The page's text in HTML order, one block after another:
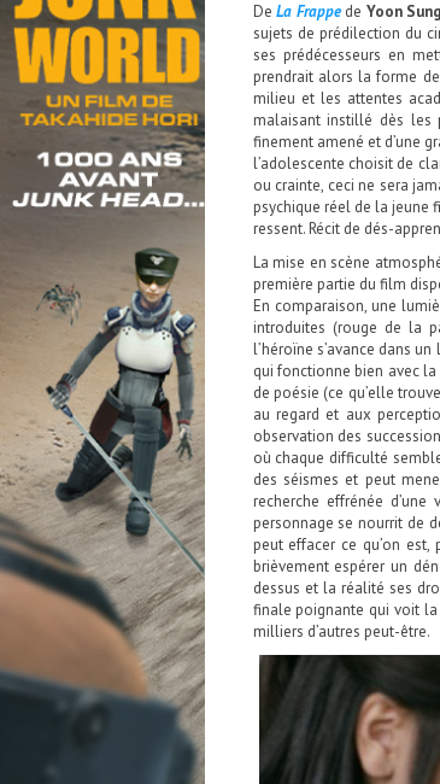
De La Frappede Yoon
sujets de prédilection du
ses prédécesseurs en
prendrait alors la forme
milieu et les attentes
malaisant instillé dès les
finement amené et d’une
l’adolescente choisit de
ou crainte, ceci ne sera
psychique réel de la jeune
ressent. Récit de dés-
La mise en scène
première partie du film
En comparaison, une
introduites (rouge de la
l’héroïne s’avance dans
qui fonctionne bien avec
de poésie (ce qu’elle
au regard et aux
observation des
où chaque difficulté
des séismes et peut
recherche effrénée
personnage se nourrit de
peut effacer ce qu’on
brièvement espérer un
dessus et la réalité ses
finale poignante qui voit
milliers d’autres peut-être.